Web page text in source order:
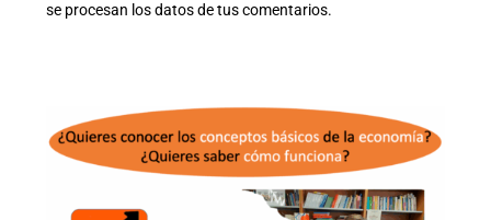
se procesan los datos de tus comentarios.